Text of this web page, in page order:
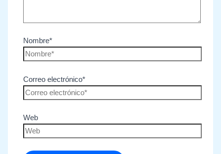
Nombre*
Correo electrónico*
Web